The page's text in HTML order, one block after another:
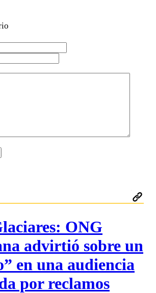
ONG
advirtió sobre un
en una audiencia
por reclamos